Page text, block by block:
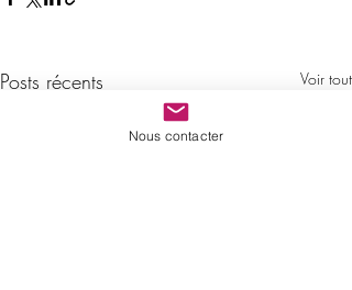
Posts récents Voir tout
Nous contacter